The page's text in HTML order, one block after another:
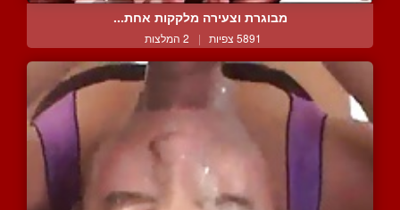
מבוגרת וצעירה מלקקות אחת...
5891 צפיות | 2 המלצות